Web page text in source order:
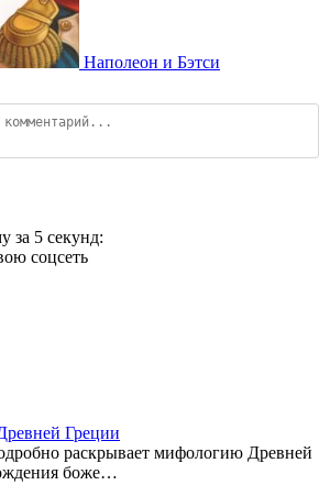
Наполеон и Бэтси
за 5 секунд:
соцсеть
Греции
раскрывает мифологию Древней
боже…